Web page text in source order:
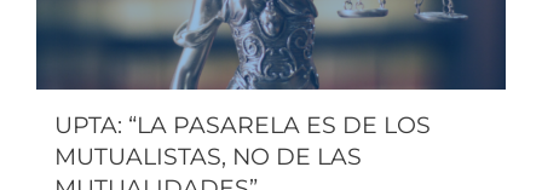
UPTA: “LA PASARELA ES DE LOS
MUTUALISTAS, NO DE LAS